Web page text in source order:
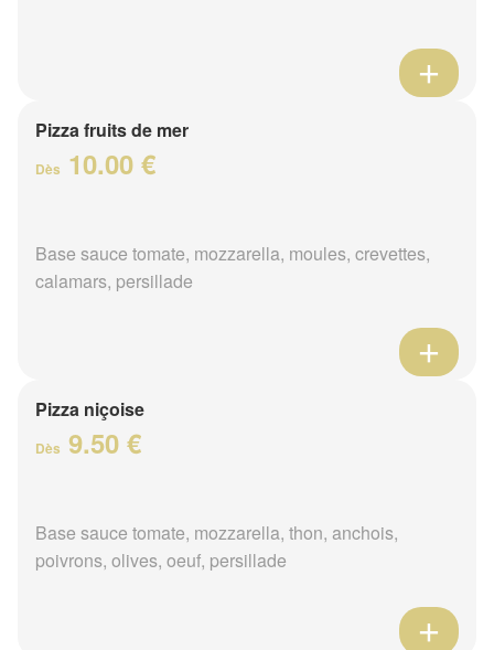
Pizza fruits de mer
Dès 10.00 €
Base sauce tomate, mozzarella, moules, crevettes,
calamars, persillade
Pizza niçoise
Dès 9.50 €
Base sauce tomate, mozzarella, thon, anchois,
poivrons, olives, oeuf, persillade